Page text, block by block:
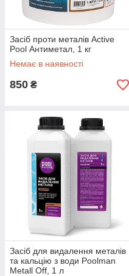
Засіб проти металів Active
Pool Антиметал, 1 кг
Немає в наявності
850 ₴
Засіб для видалення металів
та кальцію з води Poolman
Metall Off, 1 л